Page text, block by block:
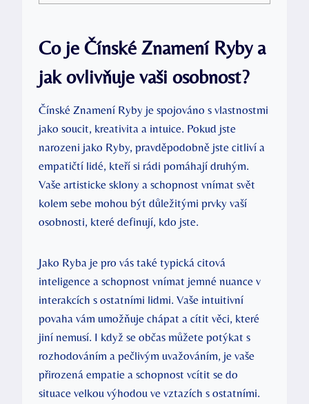
Co je Čínské Znamení Ryby a
jak ovlivňuje vaši osobnost?
Čínské Znamení Ryby je spojováno s vlastnostmi
jako soucit, kreativita a intuice. Pokud jste
narozeni jako Ryby, pravděpodobně jste citliví a
empatičtí lidé, kteří si rádi pomáhají druhým.
Vaše artisticke sklony a schopnost vnímat svět
kolem sebe mohou být důležitými prvky vaší
osobnosti, které definují, kdo jste.
Jako Ryba je pro vás také typická citová
inteligence a schopnost vnímat jemné nuance v
interakcích s ostatními lidmi. Vaše intuitivní
povaha vám umožňuje chápat a cítit věci, které
jiní nemusí. I když se občas můžete potýkat s
rozhodováním a pečlivým uvažováním, je vaše
přirozená empatie a schopnost vcítit se do
situace velkou výhodou ve vztazích s ostatními.